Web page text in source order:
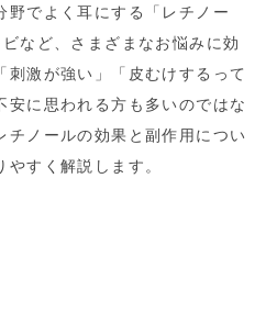
野でよく耳にする「レチノー
など、さまざまなお悩みに効
刺激が強い」「皮むけするって
安に思われる方も多いのではな
チノールの効果と副作用につい
すく解説します。